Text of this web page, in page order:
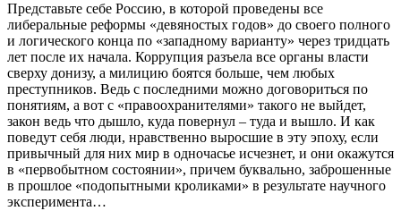
Представьте себе Россию, в которой проведены все
либеральные реформы «девяностых годов» до своего полного
и логического конца по «западному варианту» через тридцать
лет после их начала. Коррупция разъела все органы власти
сверху донизу, а милицию боятся больше, чем любых
преступников. Ведь с последними можно договориться по
понятиям, а вот с «правоохранителями» такого не выйдет,
закон ведь что дышло, куда повернул – туда и вышло. И как
поведут себя люди, нравственно выросшие в эту эпоху, если
привычный для них мир в одночасье исчезнет, и они окажутся
в «первобытном состоянии», причем буквально, заброшенные
в прошлое «подопытными кроликами» в результате научного
эксперимента…